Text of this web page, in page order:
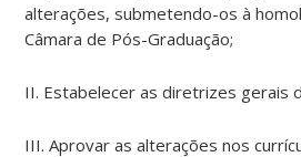
alterações, submetendo-os à
Câmara de Pós-Graduação;
II. Estabelecer as diretrizes gerais
III. Aprovar as alterações nos